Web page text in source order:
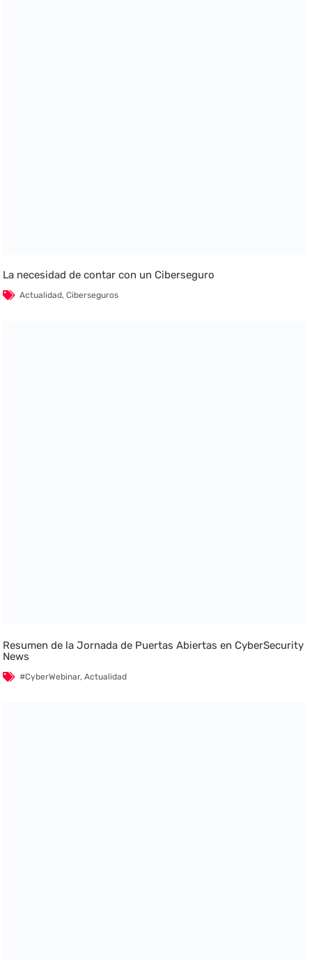
La necesidad de contar con un Ciberseguro
Actualidad,Ciberseguros
Resumen de la Jornada de Puertas Abiertas en CyberSecurity
News
#CyberWebinar,Actualidad